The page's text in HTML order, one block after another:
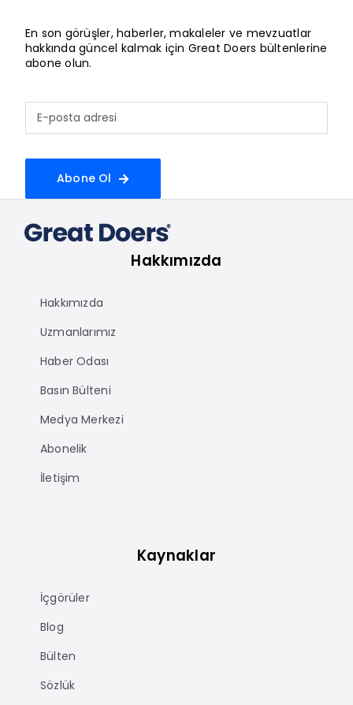
En son görüşler, haberler, makaleler ve mevzuatlar
hakkında güncel kalmak için Great Doers bültenlerine
abone olun.
Abone Ol
Hakkımızda
Hakkımızda
Uzmanlarımız
Haber Odası
Basın Bülteni
Medya Merkezi
Abonelik
İletişim
Kaynaklar
İçgörüler
Blog
Bülten
Sözlük